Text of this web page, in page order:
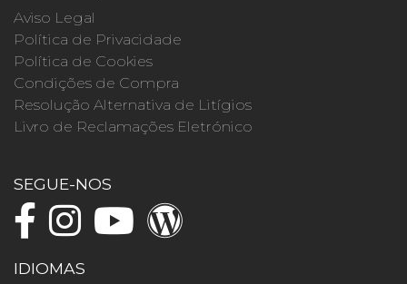
Aviso Legal
Política de Privacidade
Política de Cookies
Condições de Compra
Resolução Alternativa de Litígios
Livro de Reclamações Eletrónico
SEGUE-NOS
IDIOMAS